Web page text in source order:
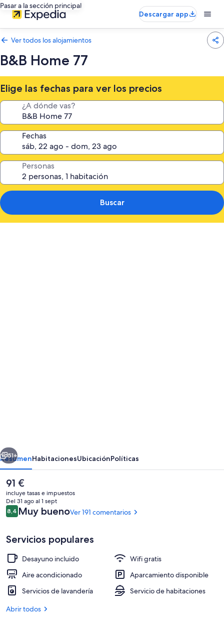
Pasar a la sección principal
Descargar app
Ver todos los alojamientos
B&B Home 77
Elige las fechas para ver los precios
¿A dónde vas?
Fechas
Personas
Buscar
Habitación triple | Ropa de cama de
Siguiente
51+
ResumenHabitacionesUbicaciónPolíticas
El
precio
actual
es
de
91 €
incluye tasas e impuestos
Del 31 ago al 1 sept
Comentarios
8,48,4 de 10
Muy buenoVer 191 comentarios
Servicios populares
Desayuno incluido
Wifi gratis
Aire acondicionado
Aparcamiento disponible
Servicios de lavandería
Servicio de habitaciones
Abrir todos